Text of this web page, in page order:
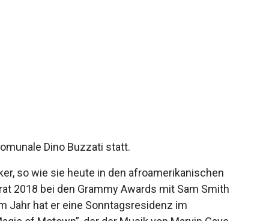
Dino Buzzati statt.
so wie sie heute in den afroamerikanischen
2018 bei den Grammy Awards mit Sam Smith
Jahr hat er eine Sonntagsresidenz im